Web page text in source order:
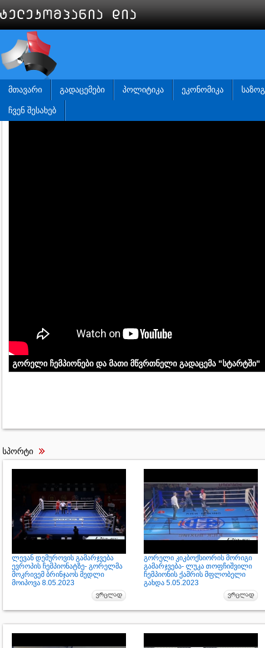
ᲛᲗᲐᲕᲐᲠᲘ ᲒᲐᲓᲐᲪᲔᲛᲔᲑᲘ ᲞᲝᲚᲘᲢᲘᲙᲐ ᲔᲙᲝᲜᲝᲛᲘᲙᲐ
ᲩᲕᲔᲜ ᲨᲔᲡᲐᲮᲔᲑ
გორელი ჩემპიონები და მათი მწვრთნელი გადაცემა "სტარტში"
სპორტი
ლევან დემუროვის გამარჯვება
ევროპის ჩემპიონატზე- გორელმა
მოკრივემ ბრინჯაოს მედლი
მოიპოვა 8.05.2023
გორელი კიკბოქსიორის მორიგი
გამარჯვება- ლუკა თოფჩიშვილი
ჩემპიონის ქამრის მფლობელი
გახდა 5.05.2023